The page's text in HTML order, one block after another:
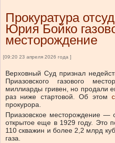
Прокуратура
Юрия Бойко
месторождение
[09:20 23 апреля 2026 года ]
Верховный Суд признал
Приазовского газового
миллиарды гривен, но продали
раз ниже стартовой. Об этом
прокурора.
Приазовское месторождение —
открытое еще в 1929 году. Это
110 скважин и более 2,2 млрд
газа.